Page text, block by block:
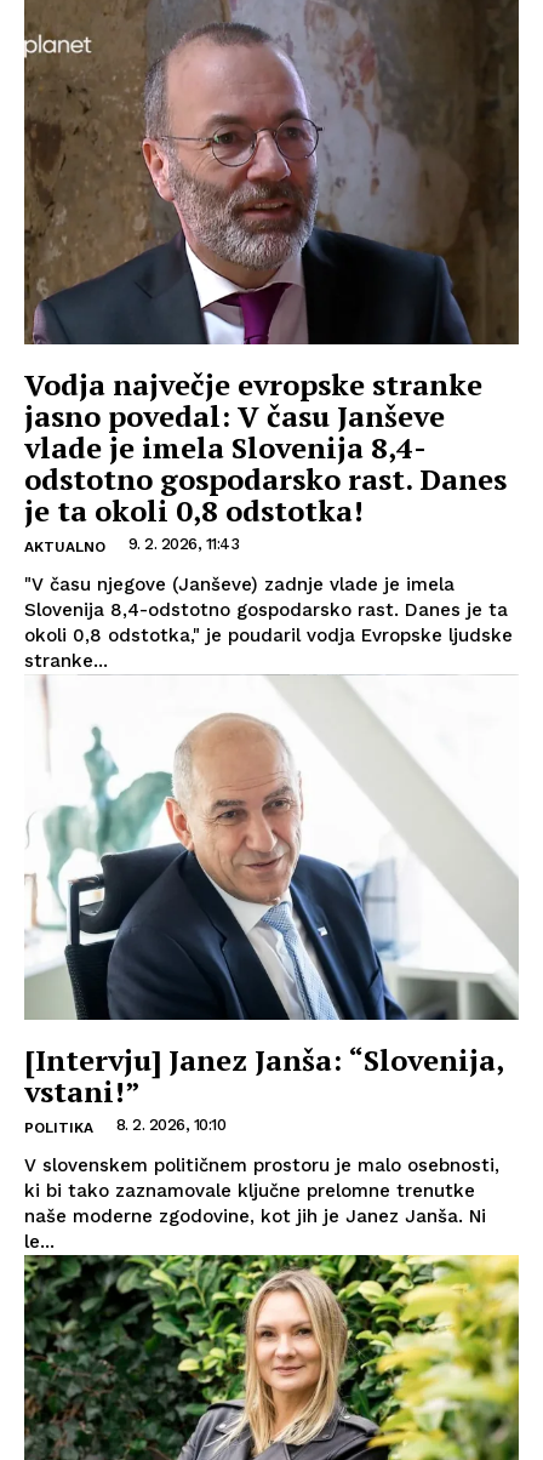
Vodja največje evropske stranke
jasno povedal: V času Janševe
vlade je imela Slovenija 8,4-
odstotno gospodarsko rast. Danes
je ta okoli 0,8 odstotka!
AKTUALNO 9. 2. 2026, 11:43
"V času njegove (Janševe) zadnje vlade je imela
Slovenija 8,4-odstotno gospodarsko rast. Danes je ta
okoli 0,8 odstotka," je poudaril vodja Evropske ljudske
stranke...
[Intervju] Janez Janša: “Slovenija,
vstani!”
POLITIKA 8. 2. 2026, 10:10
V slovenskem političnem prostoru je malo osebnosti,
ki bi tako zaznamovale ključne prelomne trenutke
naše moderne zgodovine, kot jih je Janez Janša. Ni
le...